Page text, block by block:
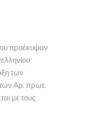
προέκυψαν
των
Αρ. πρωτ.
με τους